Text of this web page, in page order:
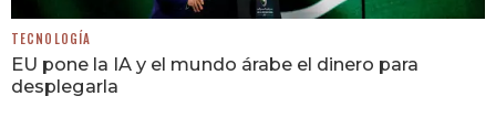
TECNOLOGÍA
EU pone la IA y el mundo árabe el dinero para
desplegarla